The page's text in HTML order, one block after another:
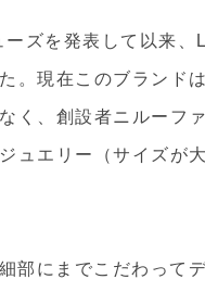
ズを発表して以来
。現在このブランド
く、創設者ニルーフ
ュエリー（サイズが
にまでこだわって